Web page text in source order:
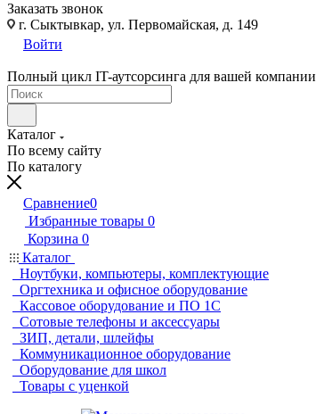
Заказать звонок
г. Сыктывкар, ул. Первомайская, д. 149
Войти
Полный цикл IT-аутсорсинга для вашей компании
Каталог
По всему сайту
По каталогу
Сравнение0
Избранные товары 0
Корзина 0
Каталог
Ноутбуки, компьютеры, комплектующие
Оргтехника и офисное оборудование
Кассовое оборудование и ПО 1С
Сотовые телефоны и аксессуары
ЗИП, детали, шлейфы
Коммуникационное оборудование
Оборудование для школ
Товары с уценкой